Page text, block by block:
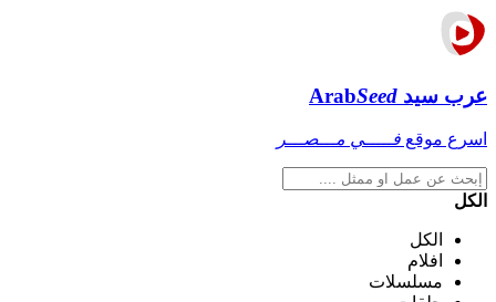
عرب سيد ArabSeed
اسرع موقع فـــــي مـــصـــر
الكل
الكل
افلام
مسلسلات